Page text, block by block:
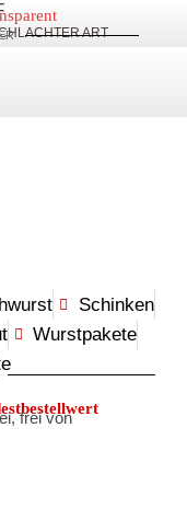
ART
Schinken
Wurstpakete
frei von